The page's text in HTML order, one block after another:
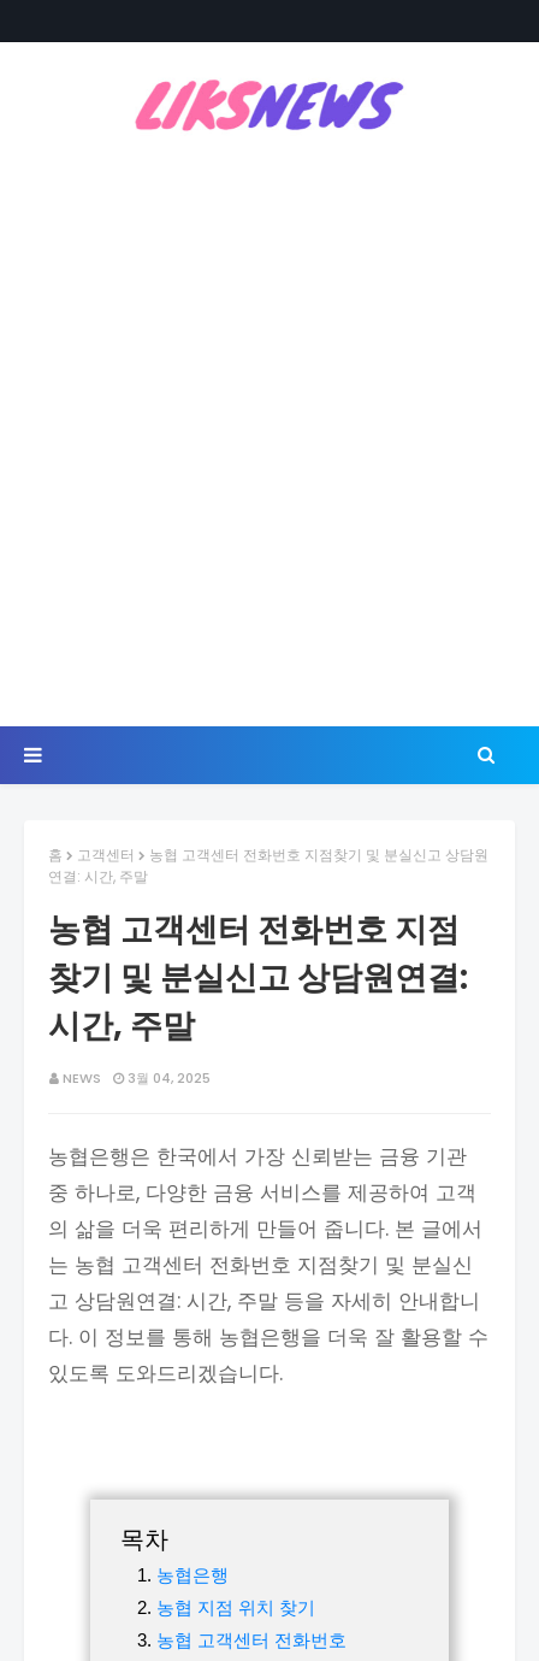
홈 고객센터
농협 고객센터 전화번호 지점찾기 및 분실신고 상담원
연결: 시간, 주말
농협 고객센터 전화번호 지점
찾기 및 분실신고 상담원연결:
시간, 주말
NEWS 3월 04, 2025
농협은행은 한국에서 가장 신뢰받는 금융 기관
중 하나로, 다양한 금융 서비스를 제공하여 고객
의 삶을 더욱 편리하게 만들어 줍니다. 본 글에서
는 농협 고객센터 전화번호 지점찾기 및 분실신
고 상담원연결: 시간, 주말 등을 자세히 안내합니
다. 이 정보를 통해 농협은행을 더욱 잘 활용할 수
있도록 도와드리겠습니다.
목차
농협은행
농협 지점 위치 찾기
농협 고객센터 전화번호